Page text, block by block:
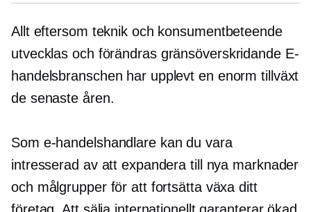
Allt eftersom teknik och konsumentbeteende
utvecklas och förändras gränsöverskridandeE-
handelsbranschen har upplevt en enorm tillväxt
de senaste åren.
Som e-handelshandlare kan du vara
intresserad av att expandera till nya marknader
och målgrupper för att fortsätta växa ditt